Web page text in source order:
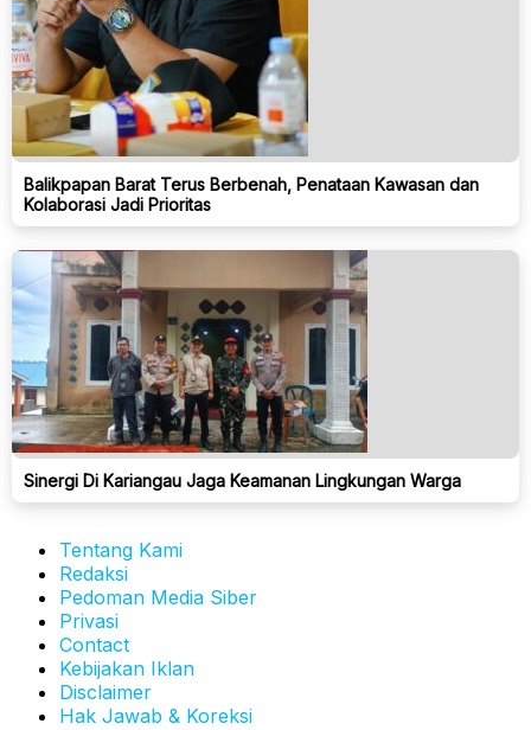
Balikpapan Barat Terus Berbenah, Penataan Kawasan dan
Kolaborasi Jadi Prioritas
Sinergi Di Kariangau Jaga Keamanan Lingkungan Warga
Tentang Kami
Redaksi
Pedoman Media Siber
Privasi
Contact
Kebijakan Iklan
Disclaimer
Hak Jawab & Koreksi